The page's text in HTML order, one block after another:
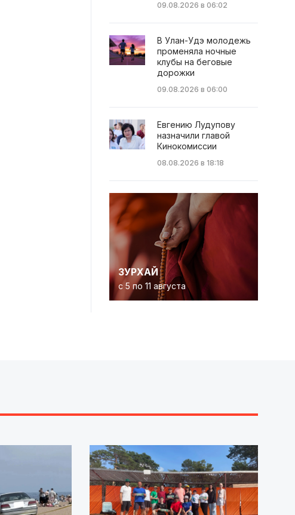
09.08.2026 в 06:02
В Улан-Удэ молодежь
променяла ночные
клубы на беговые
дорожки
09.08.2026 в 06:00
Евгению Лудупову
назначили главой
Кинокомиссии
08.08.2026 в 18:18
ЗУРХАЙ
с 5 по 11 августа